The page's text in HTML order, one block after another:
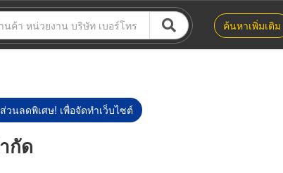
ค้นหาเพิ่มเติม
นลดพิเศษ! เพื่อจัดทำเว็บไซต์
กัด